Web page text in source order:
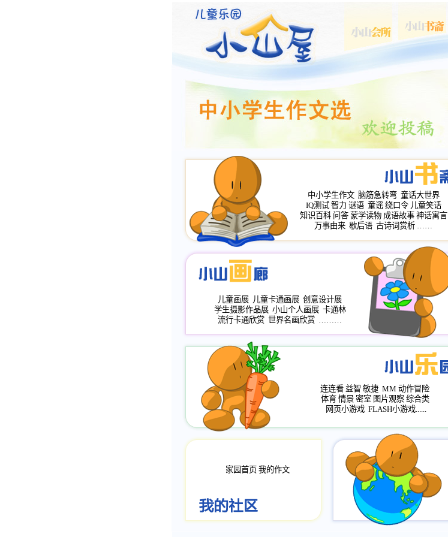
中小学生作文 脑筋急转弯 童话大世界
IQ测试 智力 谜语 童谣 绕口令 儿童笑话
知识百科 问答 蒙学读物 成语故事 神话寓言
万事由来 歇后语 古诗词赏析 ……
儿童画展 儿童卡通画展 创意设计展
学生摄影作品展 小山个人画展 卡通林
流行卡通欣赏 世界名画欣赏 ………
连连看 益智 敏捷 MM 动作冒险
体育 情景 密室 图片观察 综合类
网页小游戏 FLASH小游戏......
家园首页 我的作文